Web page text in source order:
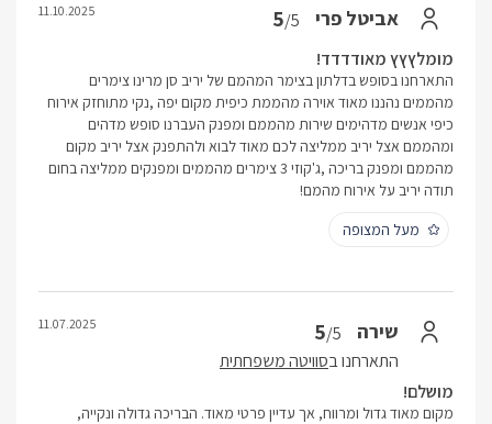
אביטל פרי 5/5
11.10.2025
מומלץץץ מאודדדד!
התארחנו בסופש בדלתון בצימר המהמם של יריב סן מרינו צימרים
מהממים נהננו מאוד אוירה מהממת כיפית מקום יפה ,נקי מתוחזק אירוח
כיפי אנשים מדהימים שירות מהממם ומפנק העברנו סופש מדהים
ומהממם אצל יריב ממליצה לכם מאוד לבוא ולהתפנק אצל יריב מקום
מהממם ומפנק בריכה ,ג'קוזי 3 צימרים מהממים ומפנקים ממליצה בחום
תודה יריב על אירוח מהמם!
מעל המצופה
שירה 5/5
התארחנו בסוויטה משפחתית
11.07.2025
מושלם!
מקום מאוד גדול ומרווח, אך עדיין פרטי מאוד. הבריכה גדולה ונקייה,